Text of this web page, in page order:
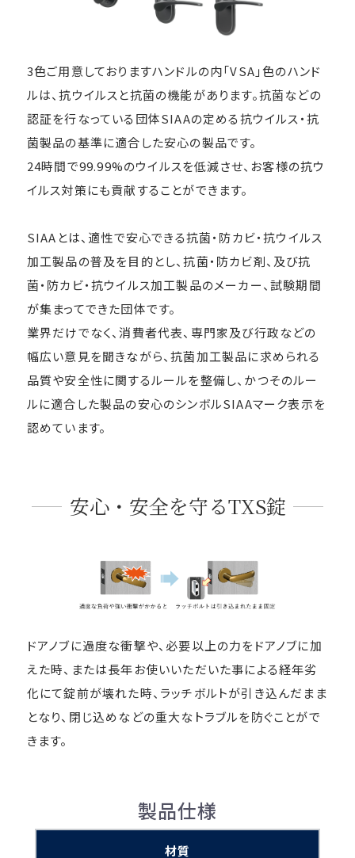
3色ご用意しておりますハンドルの内「VSA」色のハンド
ルは、抗ウイルスと抗菌の機能があります。抗菌などの
認証を行なっている団体SIAAの定める抗ウイルス・抗
菌製品の基準に適合した安心の製品です。
24時間で99.99%のウイルスを低減させ、お客様の抗ウ
イルス対策にも貢献することができます。
SIAAとは、適性で安心できる抗菌・防カビ・抗ウイルス
加工製品の普及を目的とし、抗菌・防カビ剤、及び抗
菌・防カビ・抗ウイルス加工製品のメーカー、試験期間
が集まってできた団体です。
業界だけでなく、消費者代表、専門家及び行政などの
幅広い意見を聞きながら、抗菌加工製品に求められる
品質や安全性に関するルールを整備し、かつそのルー
ルに適合した製品の安心のシンボルSIAAマーク表示を
認めています。
安心・安全を守るTXS錠
ドアノブに過度な衝撃や、必要以上の力をドアノブに加
えた時、または長年お使いいただいた事による経年劣
化にて錠前が壊れた時、ラッチボルトが引き込んだまま
となり、閉じ込めなどの重大なトラブルを防ぐことがで
きます。
製品仕様
材質